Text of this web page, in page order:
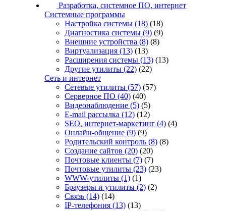
Разработка, системное ПО, интернет
Системные программы
Настройка системы (18) (18)
Диагностика системы (9) (9)
Внешние устройства (8) (8)
Виртуализация (13) (13)
Расширения системы (13) (13)
Другие утилиты (22) (22)
Сеть и интернет
Сетевые утилиты (57) (57)
Серверное ПО (40) (40)
Видеонаблюдение (5) (5)
E-mail рассылка (12) (12)
SEO, интернет-маркетинг (4) (4)
Онлайн-общение (9) (9)
Родительский контроль (8) (8)
Создание сайтов (20) (20)
Почтовые клиенты (7) (7)
Почтовые утилиты (23) (23)
WWW-утилиты (1) (1)
Браузеры и утилиты (2) (2)
Связь (14) (14)
IP-телефония (13) (13)